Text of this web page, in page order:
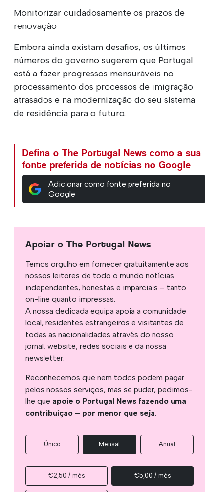
Monitorizar cuidadosamente os prazos de
renovação
Embora ainda existam desafios, os últimos
números do governo sugerem que Portugal
está a fazer progressos mensuráveis no
processamento dos processos de imigração
atrasados e na modernização do seu sistema
de residência para o futuro.
Defina o The Portugal News como a sua
fonte preferida de notícias no Google
Adicionar como fonte preferida no
Google
Apoiar o The Portugal News
Temos orgulho em fornecer gratuitamente aos
nossos leitores de todo o mundo notícias
independentes, honestas e imparciais – tanto
on-line quanto impressas.
A nossa dedicada equipa apoia a comunidade
local, residentes estrangeiros e visitantes de
todas as nacionalidades através do nosso
jornal, website, redes sociais e da nossa
newsletter.
Reconhecemos que nem todos podem pagar
pelos nossos serviços, mas se puder, pedimos-
lhe que apoie o Portugal News fazendo uma
contribuição – por menor que seja.
Único Mensal Anual
€2,50 / mês €5,00 / mês